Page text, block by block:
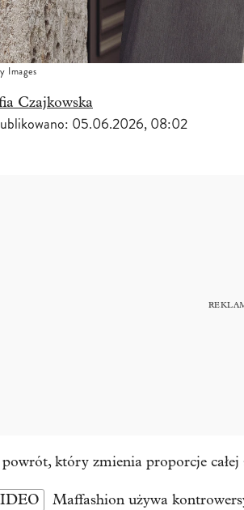
Images
Czajkowska
05.06.2026, 08:02
który zmienia proporcje całej
Maffashion używa